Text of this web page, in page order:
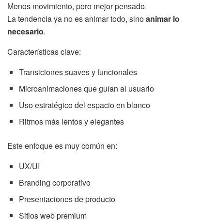
Menos movimiento, pero mejor pensado.
La tendencia ya no es animar todo, sinoanimar lo
necesario.
Características clave:
Transiciones suaves y funcionales
Microanimaciones que guían al usuario
Uso estratégico del espacio en blanco
Ritmos más lentos y elegantes
Este enfoque es muy común en:
UX/UI
Branding corporativo
Presentaciones de producto
Sitios web premium